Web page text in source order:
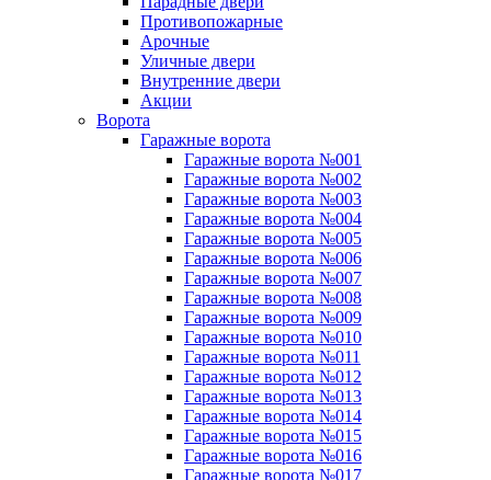
Противопожарные
Арочные
Уличные двери
Внутренние двери
Акции
Ворота
Гаражные ворота
Гаражные ворота №001
Гаражные ворота №002
Гаражные ворота №003
Гаражные ворота №004
Гаражные ворота №005
Гаражные ворота №006
Гаражные ворота №007
Гаражные ворота №008
Гаражные ворота №009
Гаражные ворота №010
Гаражные ворота №011
Гаражные ворота №012
Гаражные ворота №013
Гаражные ворота №014
Гаражные ворота №015
Гаражные ворота №016
Гаражные ворота №017